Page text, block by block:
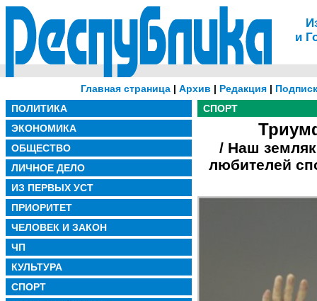
и
Главная страница| Архив | Редакция|
ПОЛИТИКА
ЭКОНОМИКА
ОБЩЕСТВО
ЛИЧНОЕ ДЕЛО
ИЗ ПЕРВЫХ УСТ
ПРИОРИТЕТ
ЧЕЛОВЕК И ЗАКОН
ЧП
КУЛЬТУРА
СПОРТ
СПОРТ
/ Наш
любителей